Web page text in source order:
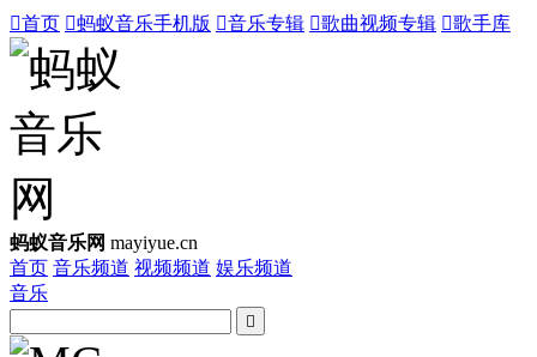
首页 蚂蚁音乐手机版 音乐专辑 歌曲视频专辑 歌手库
蚂蚁音乐网 mayiyue.cn
首页 音乐频道 视频频道 娱乐频道
音乐
